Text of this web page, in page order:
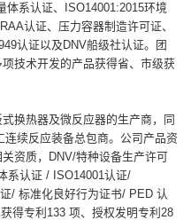
体系认证、ISO14001:2015环境
认证、压力容器制造许可证、
认证以及DNV船级社认证。团
技术开发的产品获得省、市级获
换热器及微反应器的生产商，同
续反应装备总包商。公司产品资
资质，DNV/特种设备生产许可
系认证 / ISO14001认证/
/ 标准化良好行为证书/ PED 认
得专利133 项、授权发明专利28